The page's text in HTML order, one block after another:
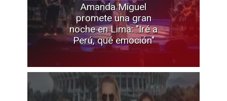
Amanda Miguel
promete una gran
noche en Lima: "Iré a
Perú, qué emoción"